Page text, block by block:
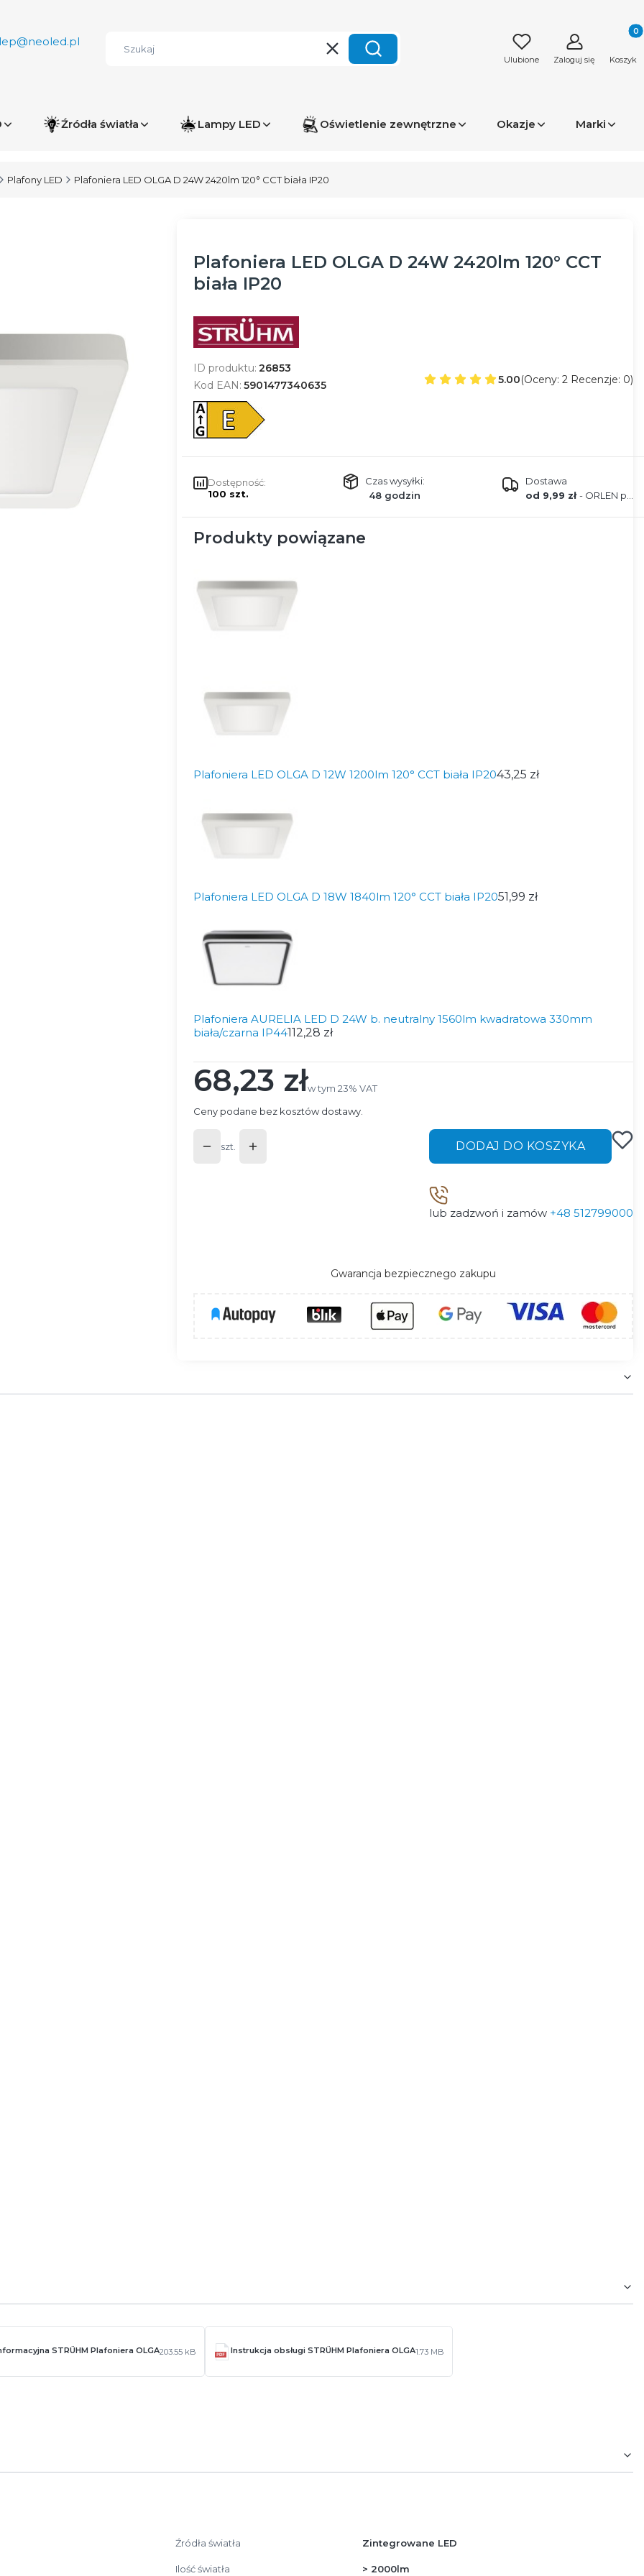
WyczyśćSzukaj Ulubione Zaloguj się Koszyk
Źródła światła Lampy LED Oświetlenie zewnętrzne Okazje Marki
Plafony LED Plafoniera LED OLGA D 24W 2420lm 120° CCT biała IP20
Plafoniera LED OLGA D 24W 2420lm 120° CCT
biała IP20
ID produktu: 26853
Kod EAN: 5901477340635 5.00(Oceny: 2 Recenzje: 0)
Dostępność:
100 szt.
Czas wysyłki:
48 godzin
Dostawa
od 9,99 zł- ORLEN paczka
Produkty powiązane
Plafoniera LED OLGA D 12W 1200lm 120° CCT biała IP2043,25 zł
Plafoniera LED OLGA D 18W 1840lm 120° CCT biała IP2051,99 zł
Plafoniera AURELIA LED D 24W b. neutralny 1560lm kwadratowa 330mm
biała/czarna IP44112,28 zł
Cena
68,23 złw tym 23% VAT
w tym 23% VAT
Ceny podane bez kosztów dostawy.
szt. DODAJ DO KOSZYKA
lub zadzwoń i zamów +48 512799000
Gwarancja bezpiecznego zakupu
STRÜHM Plafoniera OLGA203.55 kB Instrukcja obsługi STRÜHM Plafoniera OLGA1.73 MB
Źródła światła Zintegrowane LED
Ilość światła > 2000lm